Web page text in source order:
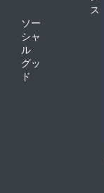
ス
ソー
シャ
ル
グッ
ド